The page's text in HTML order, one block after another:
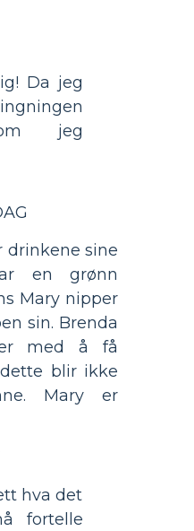
Da jeg
jeg
drinkene sine
en grønn
Mary nipper
sin. Brenda
med å få
blir ikke
Mary er
hva det
fortelle